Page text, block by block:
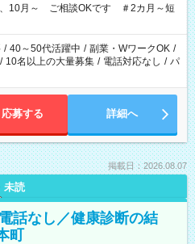
、10月～ ご相談OKです ＃2カ月～短
/ 40～50代活躍中 / 副業・WワークOK /
/ 10名以上の大量募集 / 電話対応なし / パ
応募する 詳細へ
掲載日：2026.08.07
未読
話なし／健康診断の結
町